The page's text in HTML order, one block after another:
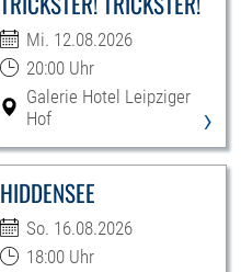
Mi. 12.08.2026
20:00 Uhr
Galerie Hotel Leipziger
Hof
›
HIDDENSEE
So. 16.08.2026
18:00 Uhr